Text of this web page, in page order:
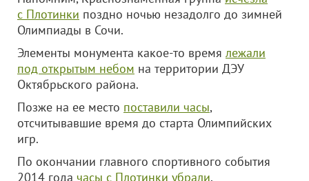
с Плотинки поздно ночью незадолго до зимней
Олимпиады в Сочи.
Элементы монумента какое-то время лежали
под открытым небом на территории ДЭУ
Октябрьского района.
Позже на ее место поставили часы,
отсчитывавшие время до старта Олимпийских
игр.
По окончании главного спортивного события
2014 года часы с Плотинки убрали.